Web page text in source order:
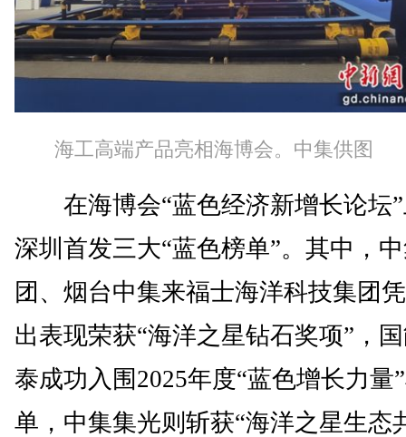
海工高端产品亮相海博会。中集供图
在海博会“蓝色经济新增长论坛”
深圳首发三大“蓝色榜单”。其中，
团、烟台中集来福士海洋科技集团
出表现荣获“海洋之星钻石奖项”，
泰成功入围2025年度“蓝色增长力量
单，中集集光则斩获“海洋之星生态